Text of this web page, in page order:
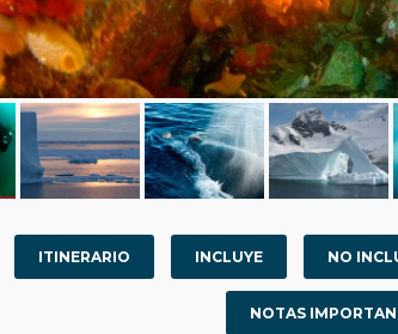
ITINERARIO INCLUYE NO
NOTAS